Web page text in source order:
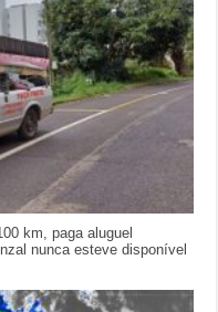
km, paga aluguel
nunca esteve disponível